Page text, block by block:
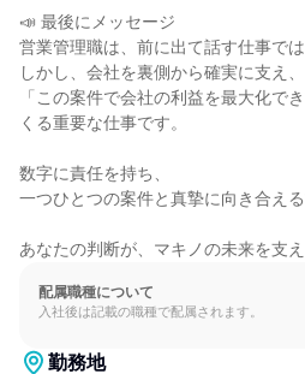
📣 最後にメッセージ
営業管理職は、前に出て話す仕事では
しかし、会社を裏側から確実に支え、
「この案件で会社の利益を最大化で
くる重要な仕事です。
数字に責任を持ち、
一つひとつの案件と真摯に向き合える
あなたの判断が、マキノの未来を支え
配属職種について
入社後は記載の職種で配属されます。
勤務地